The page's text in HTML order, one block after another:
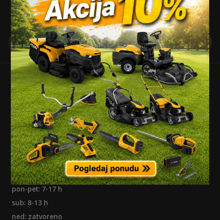
najnovije novosti, popuste i akcije.
Probe d.o.o.
J. J. Strossmayera 269, Osijek, Hrvatska
+ 385 31 500 130
info@probe.hr
Radno vrijeme:
pon-pet: 7-17 h
sub: 8-13 h
ned: zatvoreno